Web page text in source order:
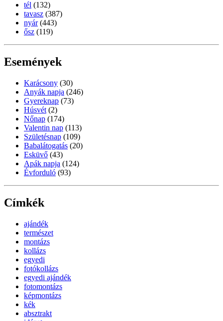
tél (132)
tavasz (387)
nyár (443)
ősz (119)
Események
Karácsony (30)
Anyák napja (246)
Gyereknap (73)
Húsvét (2)
Nőnap (174)
Valentin nap (113)
Születésnap (109)
Babalátogatás (20)
Esküvő (43)
Apák napja (124)
Évforduló (93)
Címkék
ajándék
természet
montázs
kollázs
egyedi
fotókollázs
egyedi ajándék
fotomontázs
képmontázs
kék
absztrakt